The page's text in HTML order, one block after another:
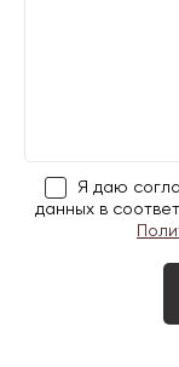
Я даю
данных в